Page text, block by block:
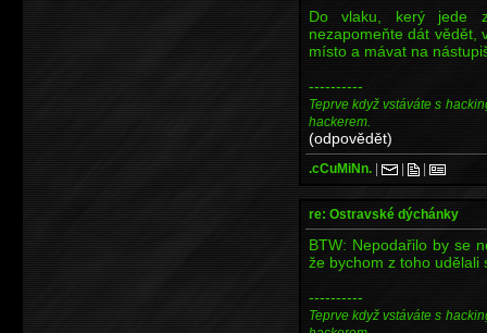
Do vlaku, kerý jede
nezapomeňte dát vědět,
místo a mávat na
----------
Teprve když vstáváte s
hackerem.
(odpovědět)
.cCuMiNn. | | |
re: Ostravské dýchánky
BTW: Nepodařilo by se
že bychom z toho udělali
----------
Teprve když vstáváte s